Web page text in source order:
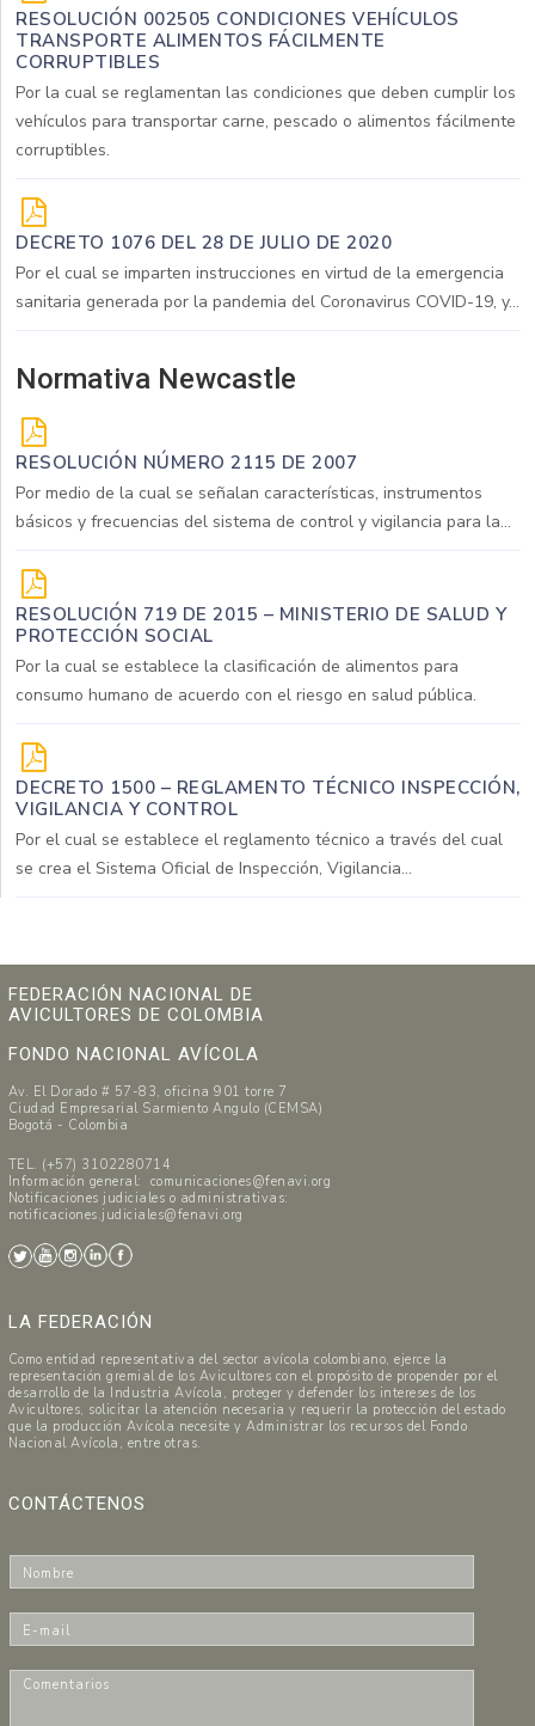
RESOLUCIÓN 002505 CONDICIONES VEHÍCULOS
TRANSPORTE ALIMENTOS FÁCILMENTE
CORRUPTIBLES
Por la cual se reglamentan las condiciones que deben cumplir los
vehículos para transportar carne, pescado o alimentos fácilmente
corruptibles.
DECRETO 1076 DEL 28 DE JULIO DE 2020
Por el cual se imparten instrucciones en virtud de la emergencia
sanitaria generada por la pandemia del Coronavirus COVID-19, y...
Normativa Newcastle
RESOLUCIÓN NÚMERO 2115 DE 2007
Por medio de la cual se señalan características, instrumentos
básicos y frecuencias del sistema de control y vigilancia para la...
RESOLUCIÓN 719 DE 2015 – MINISTERIO DE SALUD Y
PROTECCIÓN SOCIAL
Por la cual se establece la clasificación de alimentos para
consumo humano de acuerdo con el riesgo en salud pública.
DECRETO 1500 – REGLAMENTO TÉCNICO INSPECCIÓN,
VIGILANCIA Y CONTROL
Por el cual se establece el reglamento técnico a través del cual
se crea el Sistema Oficial de Inspección, Vigilancia...
FEDERACIÓN NACIONAL DE
AVICULTORES DE COLOMBIA
FONDO NACIONAL AVÍCOLA
Av. El Dorado # 57-83, oficina 901 torre 7
Ciudad Empresarial Sarmiento Angulo (CEMSA)
Bogotá - Colombia
TEL. (+57) 3102280714
Información general: comunicaciones@fenavi.org
Notificaciones judiciales o administrativas:
notificaciones.judiciales@fenavi.org
LA FEDERACIÓN
Como entidad representativa del sector avícola colombiano, ejerce la
representación gremial de los Avicultores con el propósito de propender por el
desarrollo de la Industria Avícola, proteger y defender los intereses de los
Avicultores, solicitar la atención necesaria y requerir la protección del estado
que la producción Avícola necesite y Administrar los recursos del Fondo
Nacional Avícola, entre otras.
CONTÁCTENOS
o
m
-
m